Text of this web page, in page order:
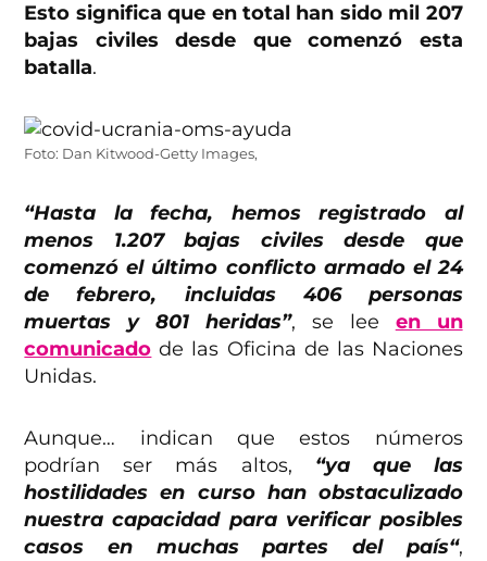
Esto significa que en total han sido mil 207
bajas civiles desde que comenzó esta
batalla.
Foto: Dan Kitwood-Getty Images,
“Hasta la fecha, hemos registrado al
menos 1.207 bajas civiles desde que
comenzó el último conflicto armado el 24
de febrero, incluidas 406 personas
muertas y 801 heridas”, se lee en un
comunicado de las Oficina de las Naciones
Unidas.
Aunque… indican que estos números
podrían ser más altos, “ya que las
hostilidades en curso han obstaculizado
nuestra capacidad para verificar posibles
casos en muchas partes del país“,